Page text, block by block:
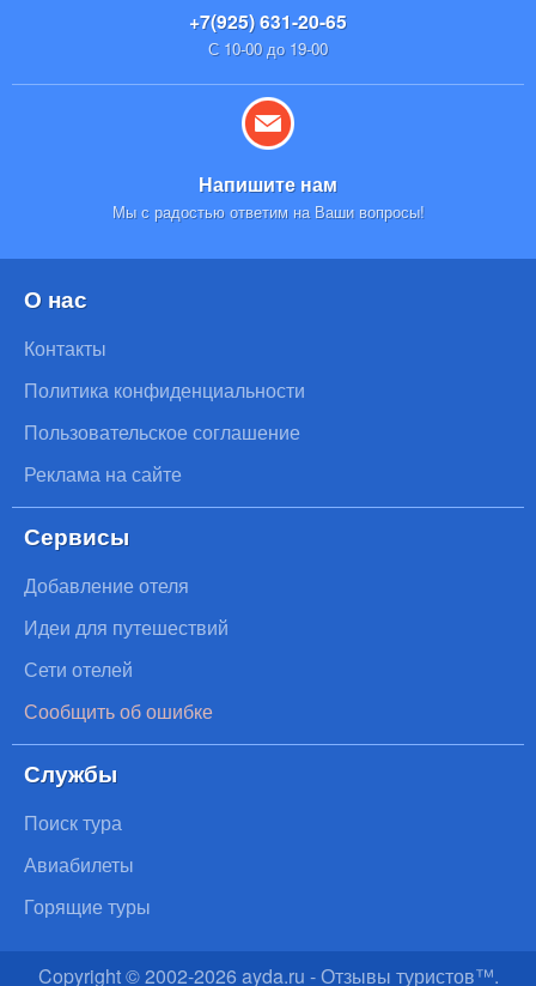
+7(925) 631-20-65
С 10-00 до 19-00
Напишите нам
Мы с радостью ответим на Ваши вопросы!
О нас
Контакты
Политика конфиденциальности
Пользовательское соглашение
Реклама на сайте
Сервисы
Добавление отеля
Идеи для путешествий
Сети отелей
Сообщить об ошибке
Службы
Поиск тура
Авиабилеты
Горящие туры
Copyright © 2002-2026 ayda.ru - Отзывы туристов™.